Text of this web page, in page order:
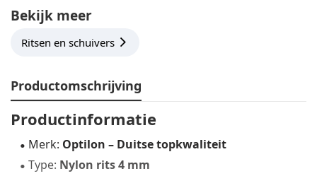
Bekijk meer
Ritsen en schuivers
Productomschrijving
Productinformatie
Merk: Optilon – Duitse topkwaliteit
Type: Nylon rits 4 mm